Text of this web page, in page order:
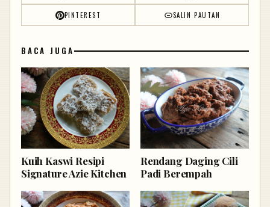
PINTEREST SALIN PAUTAN
BACA JUGA
Kuih Kaswi Resipi
Signature Azie Kitchen
Rendang Daging Cili
Padi Berempah